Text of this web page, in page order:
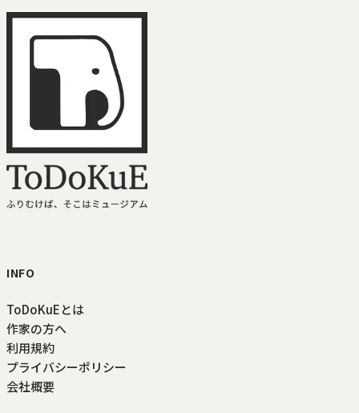
INFO
ToDoKuEとは
作家の方へ
利用規約
プライバシーポリシー
会社概要